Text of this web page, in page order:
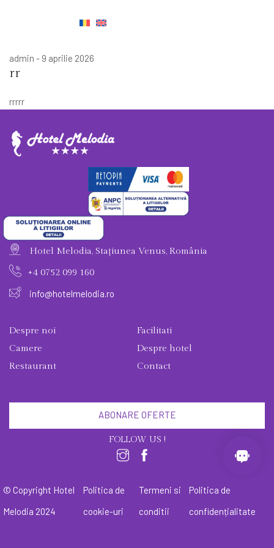
admin - 9 aprilie 2026
rr
rrrrr
Hotel Melodia, Stațiunea Venus, România
+4 0752 099 160
info@hotelmelodia.ro
Despre noi
Camere
Restaurant
Facilitati
Despre hotel
Contact
ABONARE OFERTE
FOLLOW US !
© Copyright Hotel
Melodia 2024
Politica de
cookie-uri
Termeni si
conditii
Politica de
confidențialitate